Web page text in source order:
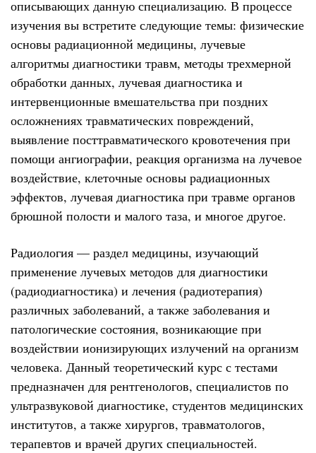
описывающих данную специализацию. В процессе
изучения вы встретите следующие темы: физические
основы радиационной медицины, лучевые
алгоритмы диагностики травм, методы трехмерной
обработки данных, лучевая диагностика и
интервенционные вмешательства при поздних
осложнениях травматических повреждений,
выявление посттравматического кровотечения при
помощи ангиографии, реакция организма на лучевое
воздействие, клеточные основы радиационных
эффектов, лучевая диагностика при травме органов
брюшной полости и малого таза, и многое другое.
Радиология — раздел медицины, изучающий
применение лучевых методов для диагностики
(радиодиагностика) и лечения (радиотерапия)
различных заболеваний, а также заболевания и
патологические состояния, возникающие при
воздействии ионизирующих излучений на организм
человека. Данный теоретический курс с тестами
предназначен для рентгенологов, специалистов по
ультразвуковой диагностике, студентов медицинских
институтов, а также хирургов, травматологов,
терапевтов и врачей других специальностей.